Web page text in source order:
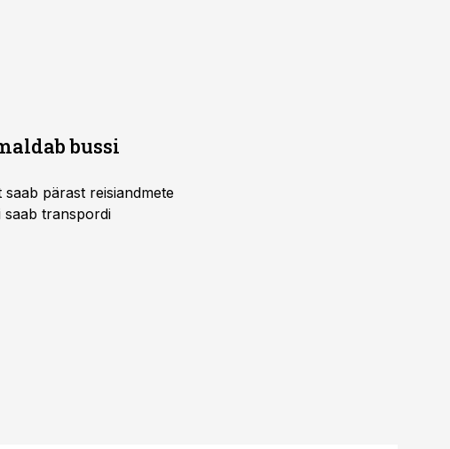
bussi
pärast reisiandmete
saab transpordi